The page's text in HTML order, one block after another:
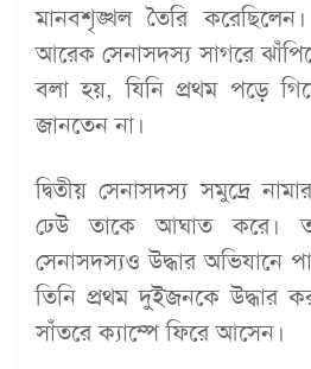
মানবশৃঙ্খল তৈরি
আরেক সেনাসদস্য সাগরে
বলা হয়, যিনি প্রথম পড়ে
জানতেন না।
দ্বিতীয় সেনাসদস্য সমুদ্রে
ঢেউ তাকে আঘাত করে।
সেনাসদস্যও উদ্ধার অভিযানে
তিনি প্রথম দুইজনকে উদ্ধার
সাঁতরে ক্যাম্পে ফিরে আসেন।